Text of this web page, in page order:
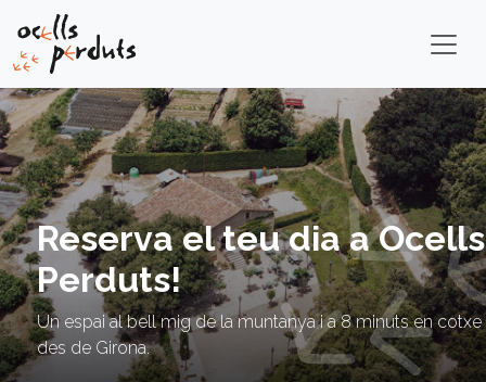
Reserva el teu dia a Ocells
Perduts!
Un espai al bell mig de la muntanya i a 8 minuts en cotxe
des de Girona.